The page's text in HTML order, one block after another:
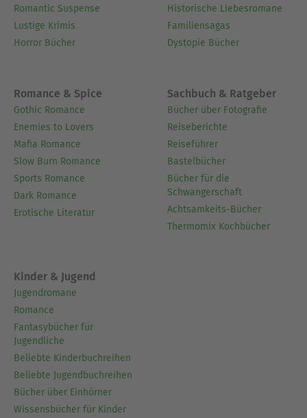
Romantic Suspense
Lustige Krimis
Horror Bücher
Historische Liebesromane
Familiensagas
Dystopie Bücher
Romance & Spice
Gothic Romance
Enemies to Lovers
Mafia Romance
Slow Burn Romance
Sports Romance
Dark Romance
Erotische Literatur
Sachbuch & Ratgeber
Bücher über Fotografie
Reiseberichte
Reiseführer
Bastelbücher
Bücher für die
Schwangerschaft
Achtsamkeits-Bücher
Thermomix Kochbücher
Kinder & Jugend
Jugendromane
Romance
Fantasybücher für
Jugendliche
Beliebte Kinderbuchreihen
Beliebte Jugendbuchreihen
Bücher über Einhörner
Wissensbücher für Kinder